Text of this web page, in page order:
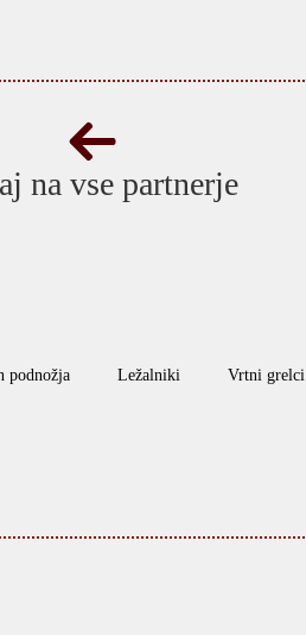
na vse partnerje
podnožja Ležalniki Vrtni grelci